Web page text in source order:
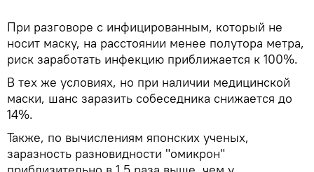
При разговоре с инфицированным, который не
носит маску, на расстоянии менее полутора метра,
риск заработать инфекцию приближается к 100%.
В тех же условиях, но при наличии медицинской
маски, шанс заразить собеседника снижается до
14%.
Также, по вычислениям японских ученых,
заразность разновидности "омикрон"